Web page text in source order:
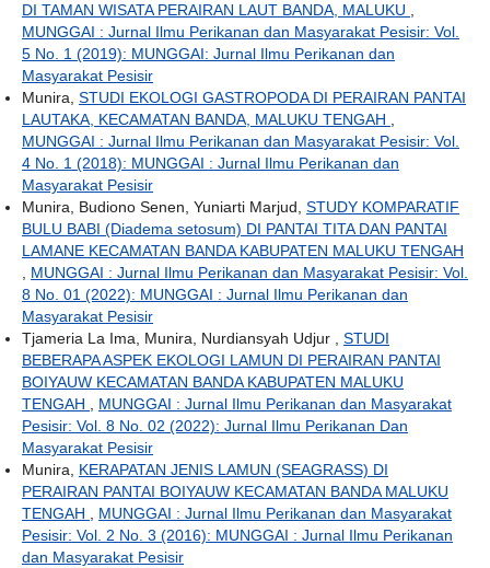
DI TAMAN WISATA PERAIRAN LAUT BANDA, MALUKU
MUNGGAI : Jurnal Ilmu Perikanan dan Masyarakat Pesisir: Vol.
5 No. 1 (2019): MUNGGAI: Jurnal Ilmu Perikanan dan
Masyarakat Pesisir
Munira, STUDI EKOLOGI GASTROPODA DI PERAIRAN PANTAI
LAUTAKA, KECAMATAN BANDA, MALUKU TENGAH
MUNGGAI : Jurnal Ilmu Perikanan dan Masyarakat Pesisir: Vol.
4 No. 1 (2018): MUNGGAI : Jurnal Ilmu Perikanan dan
Masyarakat Pesisir
Munira, Budiono Senen, Yuniarti Marjud, STUDY KOMPARATIF
BULU BABI (Diadema setosum) DI PANTAI TITA DAN PANTAI
LAMANE KECAMATAN BANDA KABUPATEN MALUKU TENGAH
MUNGGAI : Jurnal Ilmu Perikanan dan Masyarakat Pesisir: Vol.
8 No. 01 (2022): MUNGGAI : Jurnal Ilmu Perikanan dan
Masyarakat Pesisir
Tjameria La Ima, Munira, Nurdiansyah Udjur , STUDI
BEBERAPA ASPEK EKOLOGI LAMUN DI PERAIRAN PANTAI
BOIYAUW KECAMATAN BANDA KABUPATEN MALUKU
TENGAH
MUNGGAI : Jurnal Ilmu Perikanan dan Masyarakat
Pesisir: Vol. 8 No. 02 (2022): Jurnal Ilmu Perikanan Dan
Masyarakat Pesisir
Munira, KERAPATAN JENIS LAMUN (SEAGRASS) DI
PERAIRAN PANTAI BOIYAUW KECAMATAN BANDA MALUKU
TENGAH
MUNGGAI : Jurnal Ilmu Perikanan dan Masyarakat
Pesisir: Vol. 2 No. 3 (2016): MUNGGAI : Jurnal Ilmu Perikanan
dan Masyarakat Pesisir